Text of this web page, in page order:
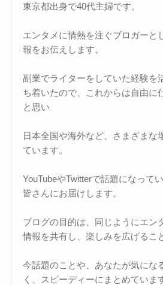
東京都出身で40代主婦です。
エンタメに情熱を注ぐブロガーと
報をお伝えします。
副業でライターをしていた経験を
ち着いたので、これからは自由に
と思い
日本全国や海外など、さまざまな
ています。
YouTubeやTwitterで話題になって
皆さんにお届けします。
ブログの目的は、同じようにエン
情報を共有し、楽しみを広げるこ
今話題のことや、あなたが気にな
く、スピーディーにまとめていま